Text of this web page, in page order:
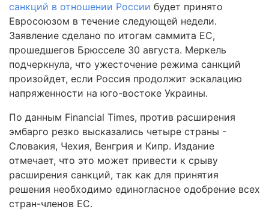
санкций в отношении России будет принято
Евросоюзом в течение следующей недели.
Заявление сделано по итогам саммита ЕС,
прошедшегов Брюсселе 30 августа. Меркель
подчеркнула, что ужесточение режима санкций
произойдет, если Россия продолжит эскалацию
напряженности на юго-востоке Украины.
По данным Financial Times, против расширения
эмбарго резко высказались четыре страны -
Словакия, Чехия, Венгрия и Кипр. Издание
отмечает, что это может привести к срыву
расширения санкций, так как для принятия
решения необходимо единогласное одобрение всех
стран-членов ЕС.